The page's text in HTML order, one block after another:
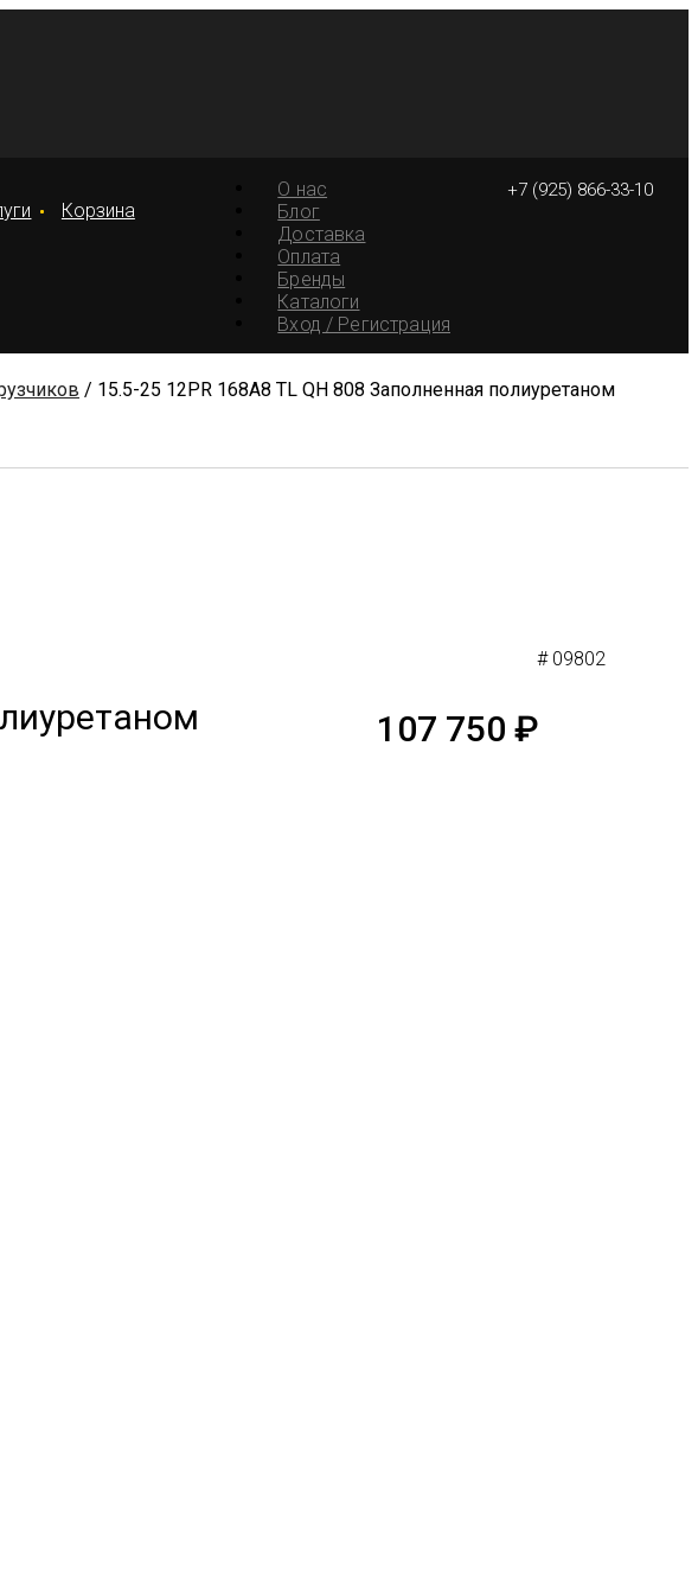
+7 (925) 866-33-10
О нас
Блог
Доставка
Оплата
Бренды
Каталоги
Вход / Регистрация
Корзина
/ 15.5-25 12PR 168A8 TL QH 808 Заполненная полиуретаном
# 09802
107 750 ₽